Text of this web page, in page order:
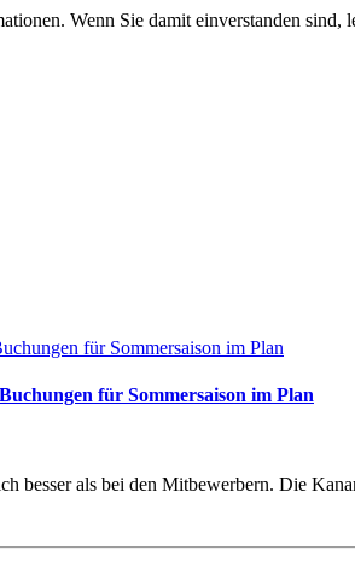
Wenn Sie damit einverstanden sind,
für Sommersaison im Plan
besser als bei den Mitbewerbern. Die